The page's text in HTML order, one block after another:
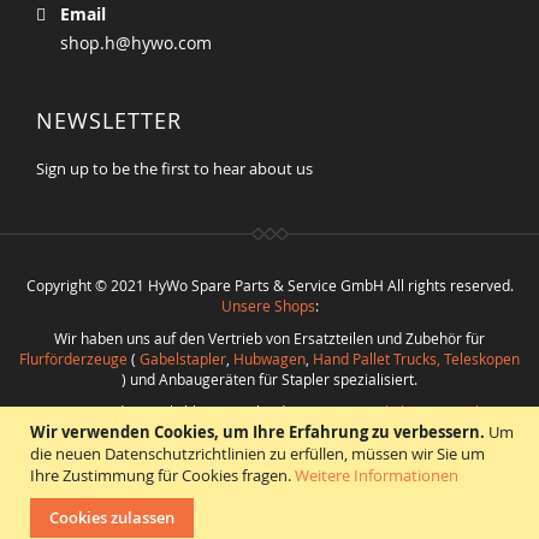
Wir verwenden Cookies, um Ihre Erfahrung zu verbessern. Um
die neuen Datenschutzrichtlinien zu erfüllen, müssen wir Sie um
Ihre Zustimmung für Cookies fragen.Weitere Informationen
Cookies zulassen
Email
shop.h@hywo.com
NEWSLETTER
Sign up to be the first to hear about us
Copyright © 2021 HyWo Spare Parts & Service GmbH All rights reserved.
Unsere Shops:
Wir haben uns auf den Vertrieb von Ersatzteilen und Zubehör für
Flurförderzeuge ( Gabelstapler Hubwagen Hand Pallet Trucks, Teleskopen
) und Anbaugeräten für Stapler spezialisiert.
Nutzen Sie die Möglichkeit verschiedensteErsatzteile bester Qualität
beiHywo Parts & Service GmbHzu günstigen Konditionen aus einer Hand
zu beschaffen.
Realisierung:CMS*Beratung* Webdesign*Webhosting*SEO *